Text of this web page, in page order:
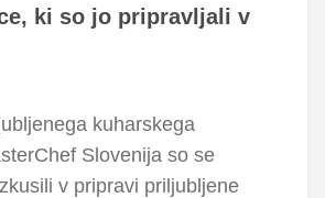
ki so jo pripravljali v
kuharskega
Slovenija so se
v pripravi priljubljene